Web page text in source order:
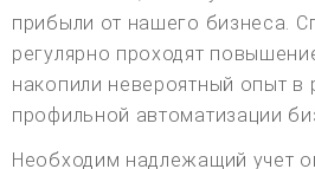
прибыли от нашего бизнеса.
регулярно проходят
накопили невероятный опыт в
профильной автоматизации
Необходим надлежащий учет